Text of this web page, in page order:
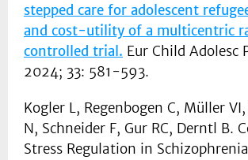
stepped care for adolescent
and cost-utility of a multicentric
controlled trial. Eur Child Adolesc
2024; 33: 581-593.
Kogler L, Regenbogen C, Müller
N, Schneider F, Gur RC, Derntl B.
Stress Regulation in